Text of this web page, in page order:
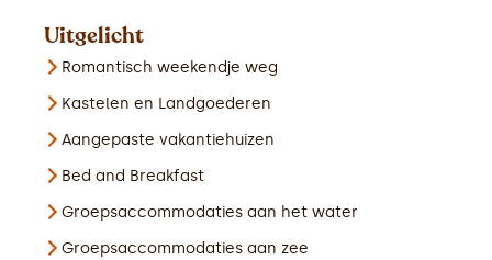
Uitgelicht
Romantisch weekendje weg
Kastelen en Landgoederen
Aangepaste vakantiehuizen
Bed and Breakfast
Groepsaccommodaties aan het water
Groepsaccommodaties aan zee